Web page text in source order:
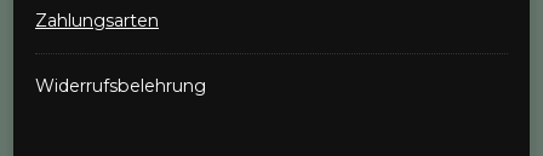
Zahlungsarten
Widerrufsbelehrung